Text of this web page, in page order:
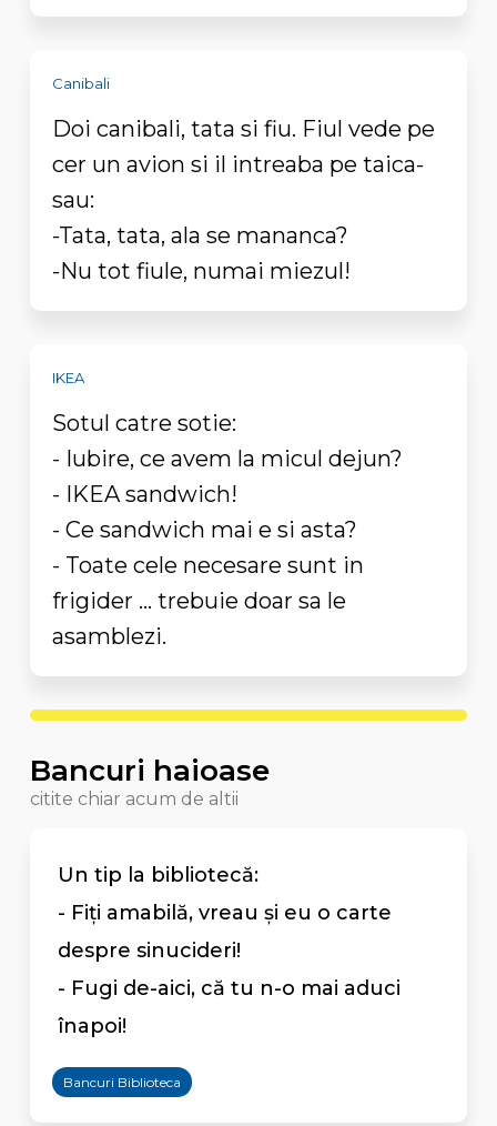
Canibali
Doi canibali, tata si fiu. Fiul vede pe
cer un avion si il intreaba pe taica-
sau:
-Tata, tata, ala se mananca?
-Nu tot fiule, numai miezul!
IKEA
Sotul catre sotie:
- Iubire, ce avem la micul dejun?
- IKEA sandwich!
- Ce sandwich mai e si asta?
- Toate cele necesare sunt in
frigider ... trebuie doar sa le
asamblezi.
Bancuri haioase
citite chiar acum de altii
Un tip la bibliotecă:
- Fiţi amabilă, vreau şi eu o carte
despre sinucideri!
- Fugi de-aici, că tu n-o mai aduci
înapoi!
Bancuri Biblioteca